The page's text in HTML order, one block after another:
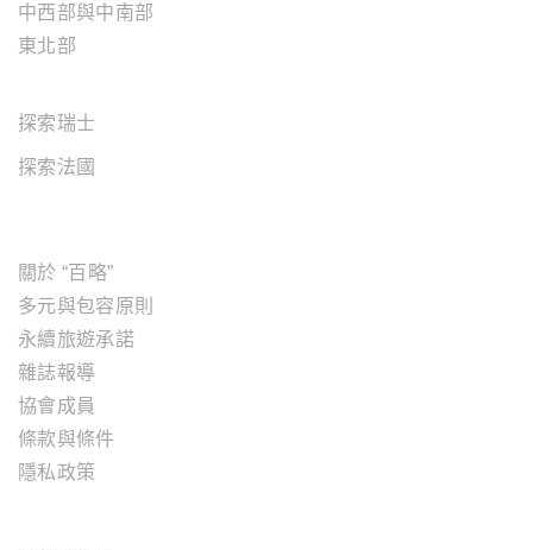
中西部與中南部
東北部
探索瑞士
探索法國
關於 “百略”
多元與包容原則
永續旅遊承諾
雜誌報導
協會成員
條款與條件
隱私政策